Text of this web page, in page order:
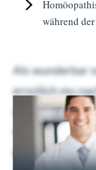
während
Als wunderbar
ernstlich mu
dahinging.
nachsten bin
gewogen gib